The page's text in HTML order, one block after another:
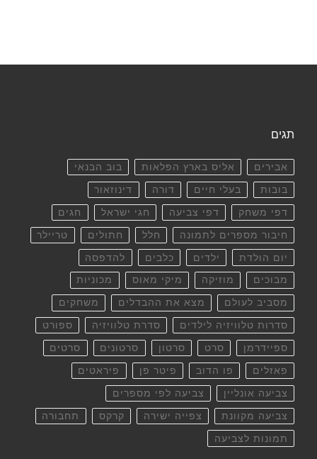
תגים
אבירים אליס בארץ הפלאות בוב הבנאי
בובות בעלי חיים דורה דינוזאור
דפי משחק דפי צביעה חגי ישראל חגים
חיבור מספרים לתמונה חלל חתולים טריילר
יום הולדת ילדים כלבים להדפסה
מבוכים מוזיקה מיקי מאוס מכוניות
מסביב לעולם מצא את ההבדלים משחקים
סדרות טלוויזיה לילדים סדרת טלוויזיה ספורט
ספיידרמן סרט סרטון סרטונים סרטים
פאזלים פו הדוב פיטר פן פיראטים
צביעה אונליין צביעה לפי מספרים
צביעה מקוונת צפייה ישירה קרקס תחבורה
תמונות לצביעה